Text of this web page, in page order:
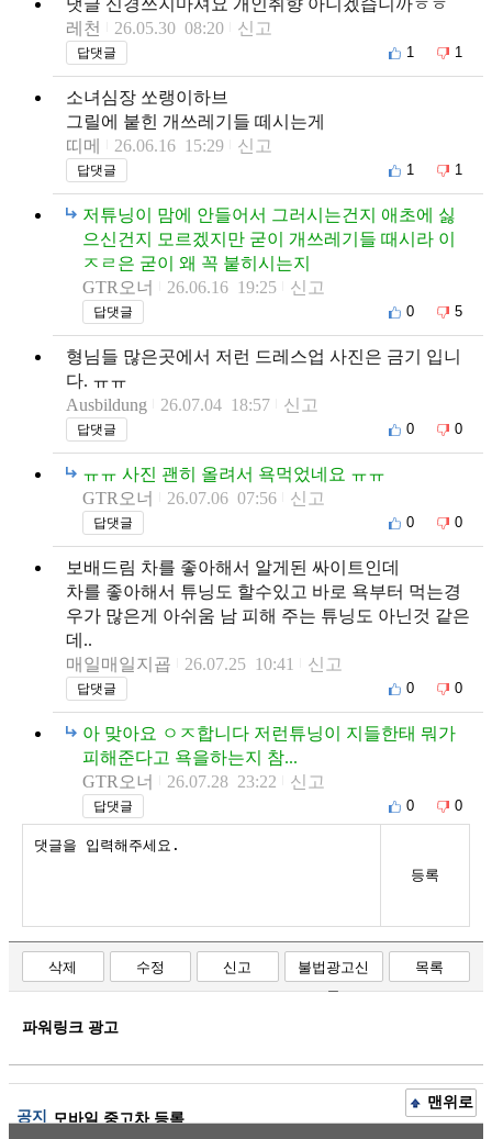
댓글 신경쓰지마셔요 개인취향 아니겠습니까ㅎㅎ
레천
26.05.30 08:20 신고
답댓글 1 1
소녀심장 쏘랭이하브
그릴에 붙힌 개쓰레기들 떼시는게
띠메
26.06.16 15:29 신고
답댓글 1 1
저튜닝이 맘에 안들어서 그러시는건지 애초에 싫
으신건지 모르겠지만 굳이 개쓰레기들 때시라 이
ㅈㄹ은 굳이 왜 꼭 붙히시는지
GTR오너
26.06.16 19:25 신고
답댓글 0 5
형님들 많은곳에서 저런 드레스업 사진은 금기 입니
다. ㅠㅠ
Ausbildung
26.07.04 18:57 신고
답댓글 0 0
ㅠㅠ 사진 괜히 올려서 욕먹었네요 ㅠㅠ
GTR오너
26.07.06 07:56 신고
답댓글 0 0
보배드림 차를 좋아해서 알게된 싸이트인데
차를 좋아해서 튜닝도 할수있고 바로 욕부터 먹는경
우가 많은게 아쉬움 남 피해 주는 튜닝도 아닌것 같은
데..
매일매일지굡
26.07.25 10:41 신고
답댓글 0 0
아 맞아요 ㅇㅈ합니다 저런튜닝이 지들한태 뭐가
피해준다고 욕을하는지 참...
GTR오너
26.07.28 23:22 신고
답댓글 0 0
등록
삭제 수정 신고
불법광고신
고
목록
파워링크 광고
공지 모바일 중고차 등록
맨위로